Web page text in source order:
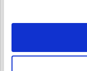
เป็นโค้ดต้นฉบับ.
รหัสเหล่านี้ไม่มีวัน
ต้นฉบับจึงจะเล่นส่
สำหรับบางผลิตภั
5/5